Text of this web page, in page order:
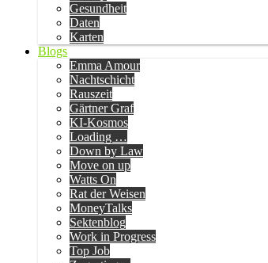
Gesundheit
Daten
Karten
Blogs
Emma Amour
Nachtschicht
Rauszeit
Gärtner Graf
KI-Kosmos
Loading …
Down by Law
Move on up
Watts On
Rat der Weisen
MoneyTalks
Sektenblog
Work in Progress
Top Job